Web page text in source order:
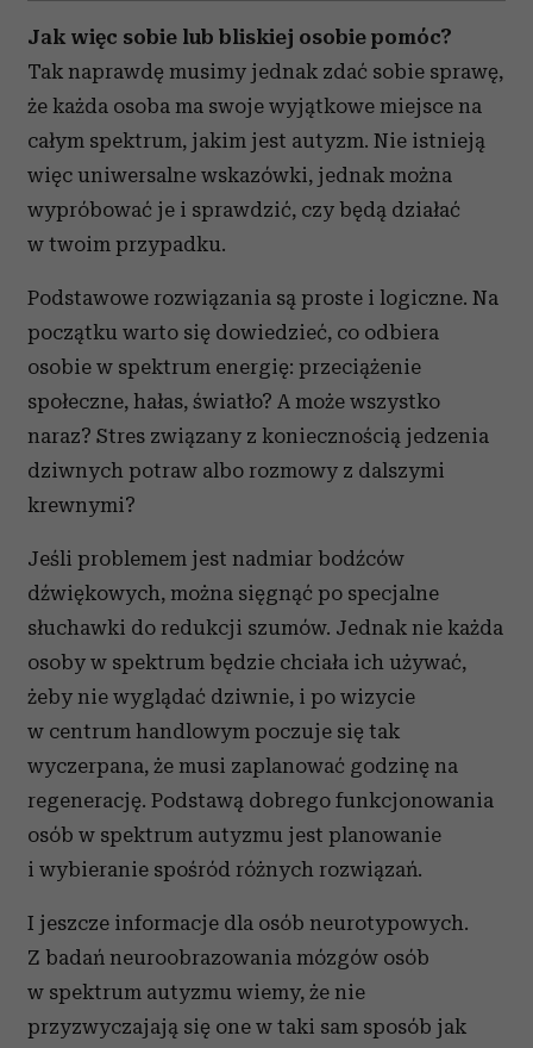
Jak więc sobie lub bliskiej osobie pomóc?
Tak naprawdę musimy jednak zdać sobie sprawę,
że każda osoba ma swoje wyjątkowe miejsce na
całym spektrum, jakim jest autyzm. Nie istnieją
więc uniwersalne wskazówki, jednak można
wypróbować je i sprawdzić, czy będą działać
w twoim przypadku.
Podstawowe rozwiązania są proste i logiczne. Na
początku warto się dowiedzieć, co odbiera
osobie w spektrum energię: przeciążenie
społeczne, hałas, światło? A może wszystko
naraz? Stres związany z koniecznością jedzenia
dziwnych potraw albo rozmowy z dalszymi
krewnymi?
Jeśli problemem jest nadmiar bodźców
dźwiękowych, można sięgnąć po specjalne
słuchawki do redukcji szumów. Jednak nie każda
osoby w spektrum będzie chciała ich używać,
żeby nie wyglądać dziwnie, i po wizycie
w centrum handlowym poczuje się tak
wyczerpana, że musi zaplanować godzinę na
regenerację. Podstawą dobrego funkcjonowania
osób w spektrum autyzmu jest planowanie
i wybieranie spośród różnych rozwiązań.
I jeszcze informacje dla osób neurotypowych.
Z badań neuroobrazowania mózgów osób
w spektrum autyzmu wiemy, że nie
przyzwyczajają się one w taki sam sposób jak